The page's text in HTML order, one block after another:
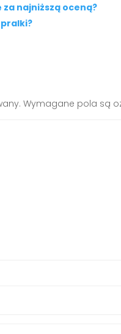
najniższą oceną?
Wymagane pola są